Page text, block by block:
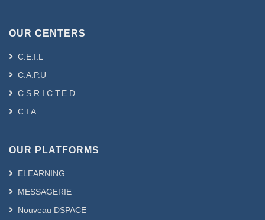
OUR CENTERS
C.E.I.L
C.A.P.U
C.S.R.I.C.T.E.D
C.I.A
OUR PLATFORMS
ELEARNING
MESSAGERIE
Nouveau DSPACE